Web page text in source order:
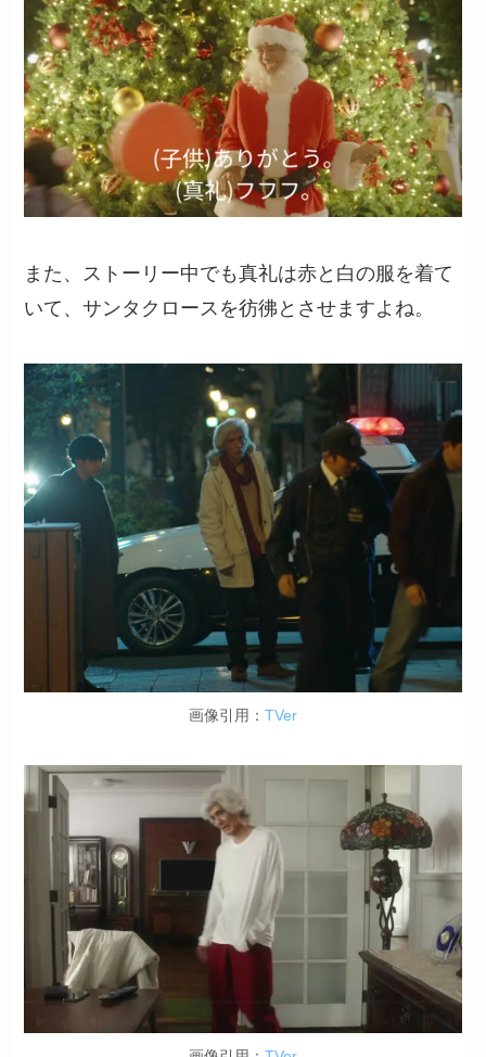
また、ストーリー中でも真礼は赤と白の服を着て
いて、サンタクロースを彷彿とさせますよね。
画像引用： TVer